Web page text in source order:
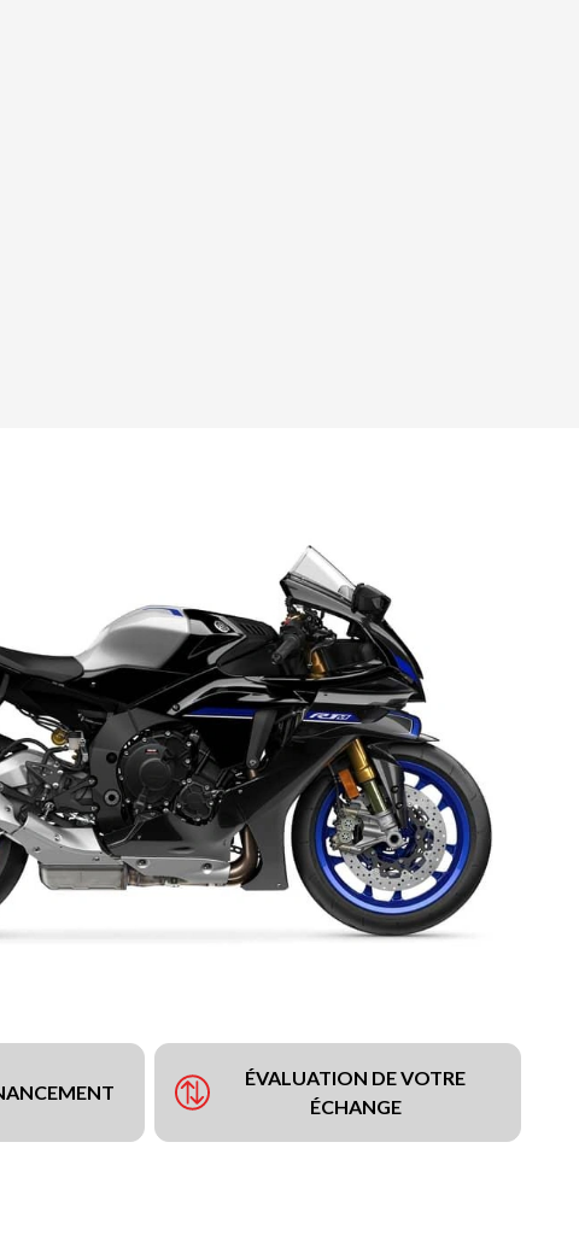
ÉVALUATION DE VOTRE
ÉCHANGE